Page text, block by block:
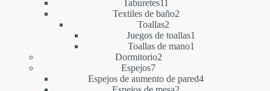
Taburetes11
productos
Textiles de baño22
Toallas2
productos
Juegos de toallas1
Toallas de mano1
Dormitorio22
Espejos77
productos
Espejos de aumento de pared44